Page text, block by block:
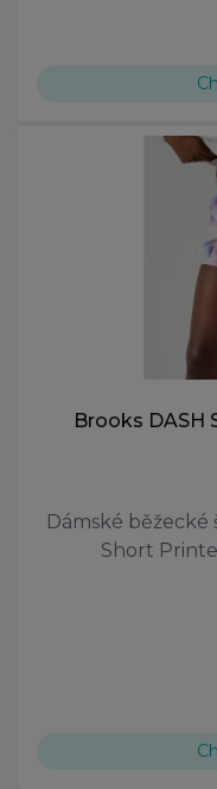
Brooks DASH
Dámské
Short